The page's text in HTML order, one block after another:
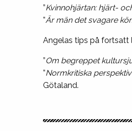
”Kvinnohjärtan: hjärt-
”Är män det svagare
Angelas tips på fortsatt
”Om begreppet
”Normkritiska
Götaland.